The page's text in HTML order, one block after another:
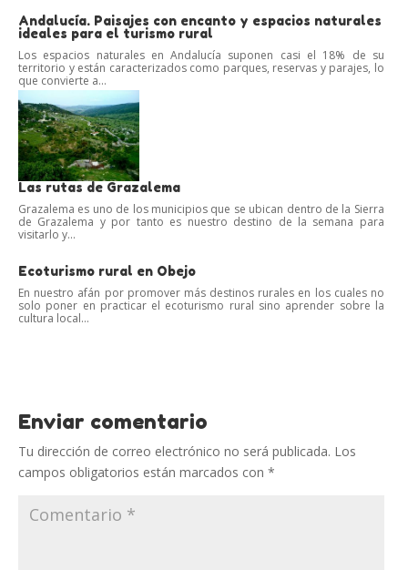
Andalucía. Paisajes con encanto y espacios naturales
ideales para el turismo rural
Los espacios naturales en Andalucía suponen casi el 18% de su
territorio y están caracterizados como parques, reservas y parajes, lo
que convierte a...
Las rutas de Grazalema
Grazalema es uno de los municipios que se ubican dentro de la Sierra
de Grazalema y por tanto es nuestro destino de la semana para
visitarlo y...
Ecoturismo rural en Obejo
En nuestro afán por promover más destinos rurales en los cuales no
solo poner en practicar el ecoturismo rural sino aprender sobre la
cultura local...
Enviar comentario
Tu dirección de correo electrónico no será publicada. Los
campos obligatorios están marcados con *